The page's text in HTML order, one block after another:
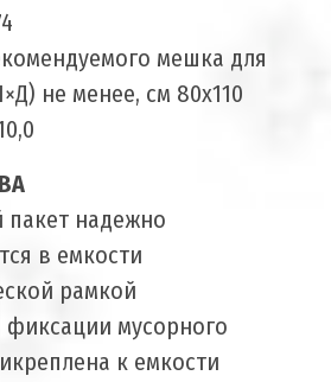
мешка для
не менее, см 80х110
надежно
в емкости
рамкой
фиксации мусорного
к емкости